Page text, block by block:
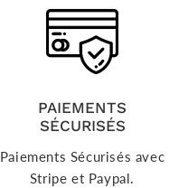
PAIEMENTS
SÉCURISÉS
Paiements Sécurisés avec
Stripe et Paypal.